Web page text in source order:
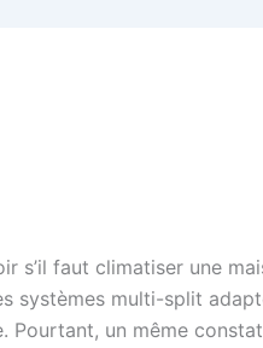
s’il faut climatiser une
multi-split
Pourtant, un même